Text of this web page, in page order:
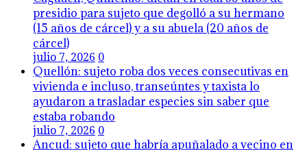
presidio para sujeto que degolló a su hermano
(15 años de cárcel) y a su abuela (20 años de
cárcel)
julio 7, 2026 0
Quellón: sujeto roba dos veces consecutivas en
vivienda e incluso, transeúntes y taxista lo
ayudaron a trasladar especies sin saber que
estaba robando
julio 7, 2026 0
Ancud: sujeto que habría apuñalado a vecino en